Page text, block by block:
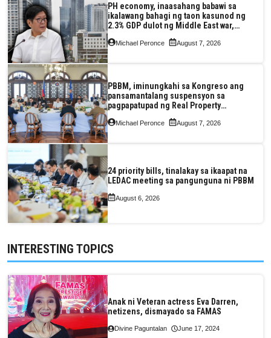
PH economy, inaasahang babawi sa
ikalawang bahagi ng taon kasunod ng
2.3% GDP dulot ng Middle East war,
pagkaantala ng public construction
Michael Peronce August 7, 2026
PBBM, iminungkahi sa Kongreso ang
pansamantalang suspensyon sa
pagpapatupad ng Real Property
Valuation and Assessment Reform Act
Michael Peronce August 7, 2026
24 priority bills, tinalakay sa ikaapat na
LEDAC meeting sa pangunguna ni PBBM
August 6, 2026
INTERESTING TOPICS
Anak ni Veteran actress Eva Darren,
netizens, dismayado sa FAMAS
Divine Paguntalan June 17, 2024